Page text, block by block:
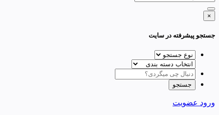
×
جستجو پیشرفته در سایت
ورود عضویت